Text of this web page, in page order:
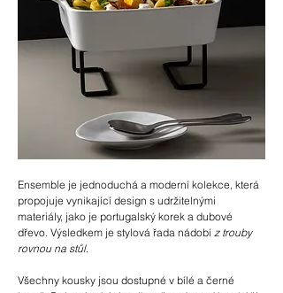
Ensemble je jednoduchá a moderní kolekce, která
propojuje vynikající design s udržitelnými
materiály, jako je portugalský korek a dubové
dřevo. Výsledkem je stylová řada nádobí z trouby
rovnou na stůl.
Všechny kousky jsou dostupné v bílé a černé